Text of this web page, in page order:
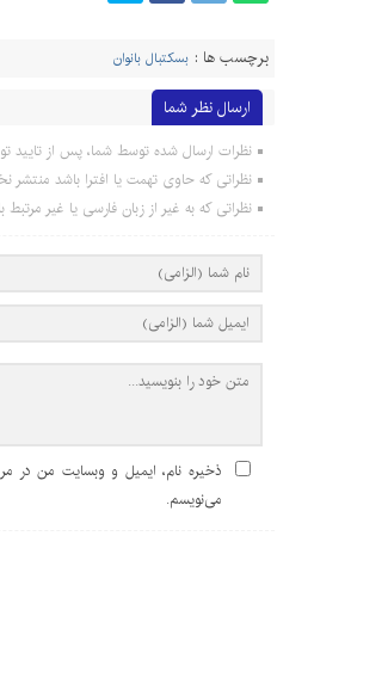
برچسب ها : بسکتبال بانوان
ارسال نظر شما
نظرات ارسال شده توسط شما، پس از تایید
نظراتی که حاوی تهمت یا افترا باشد منتشر
نظراتی که به غیر از زبان فارسی یا غیر
ذخیره نام، ایمیل و وبسایت من در
می‌نویسم.